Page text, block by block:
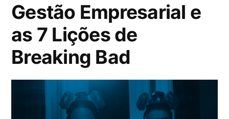
Gestão Empresarial e
as 7 Lições de
Breaking Bad